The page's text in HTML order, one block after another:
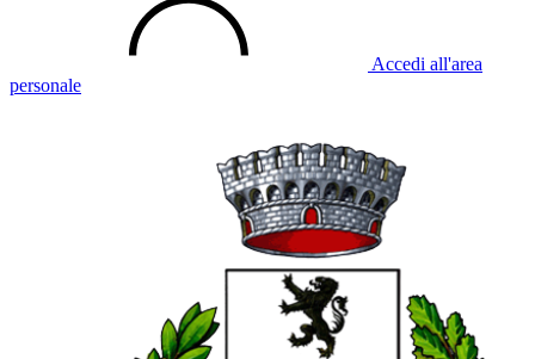
Accedi all'area
personale